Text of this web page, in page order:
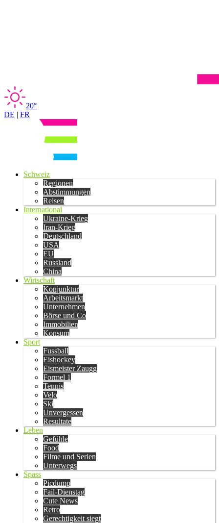
20°
DE | FR
Schweiz
Regionen
Abstimmungen
Reisen
International
Ukraine-Krieg
Iran-Krieg
Deutschland
USA
EU
Russland
China
Wirtschaft
Konjunktur
Arbeitsmarkt
Unternehmen
Börse und Co
Immobilien
Konsum
Sport
Fussball
Eishockey
Eismeister Zaugg
Formel 1
Tennis
Velo
Ski
Unvergessen
Resultate
Leben
Gefühle
Food
Filme und Serien
Unterwegs
Spass
Picdump
Fail-Dienstag
Cute News
Retro
Gerechtigkeit siegt